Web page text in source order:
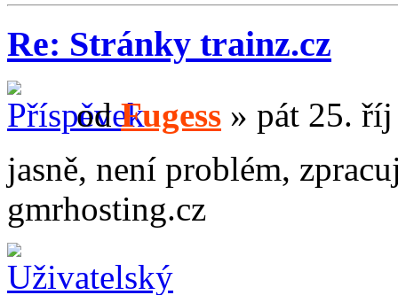
Re: Stránky trainz.cz
odFugess » pát 25.
jasně, není problém,
gmrhosting.cz